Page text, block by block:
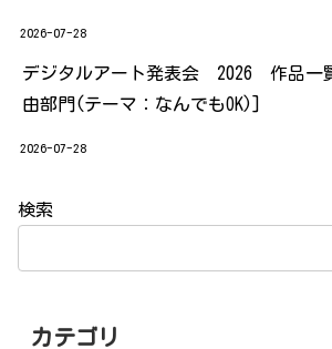
2026-07-28
デジタルアート発表会 2026 作品
由部門(テーマ：なんでもOK)]
2026-07-28
検索
カテゴリ